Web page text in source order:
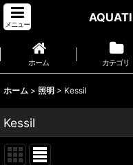
メニュー
ホーム カテゴリ
ホーム > 照明 > Kessil
Kessil